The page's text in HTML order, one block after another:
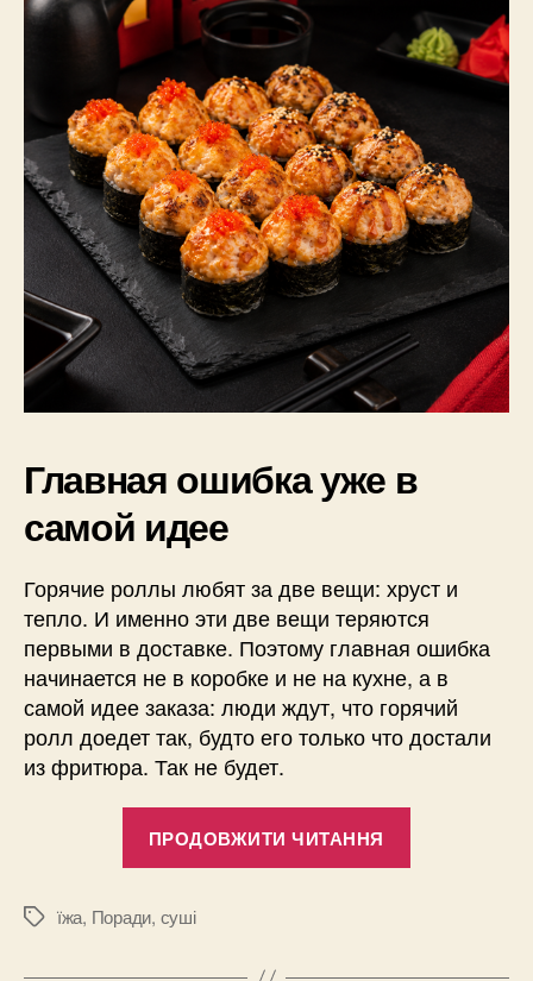
Главная ошибка уже в
самой идее
Горячие роллы любят за две вещи: хруст и
тепло. И именно эти две вещи теряются
первыми в доставке. Поэтому главная ошибка
начинается не в коробке и не на кухне, а в
самой идее заказа: люди ждут, что горячий
ролл доедет так, будто его только что достали
из фритюра. Так не будет.
ПРОДОВЖИТИ ЧИТАННЯ
Позначки
їжа, Поради, суші